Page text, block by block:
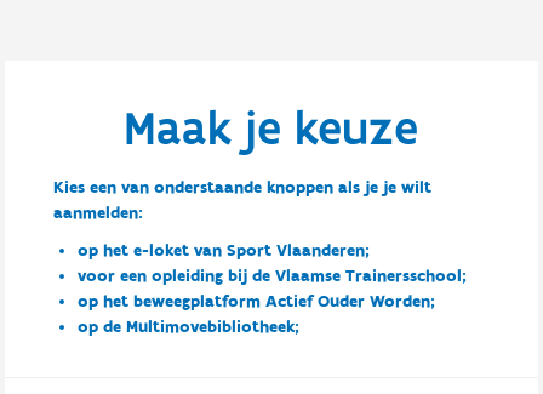
Maak je keuze
Kies een van onderstaande knoppen als je je wilt
aanmelden:
op het e-loket van Sport Vlaanderen;
voor een opleiding bij de Vlaamse Trainersschool;
op het beweegplatform Actief Ouder Worden;
op de Multimovebibliotheek;